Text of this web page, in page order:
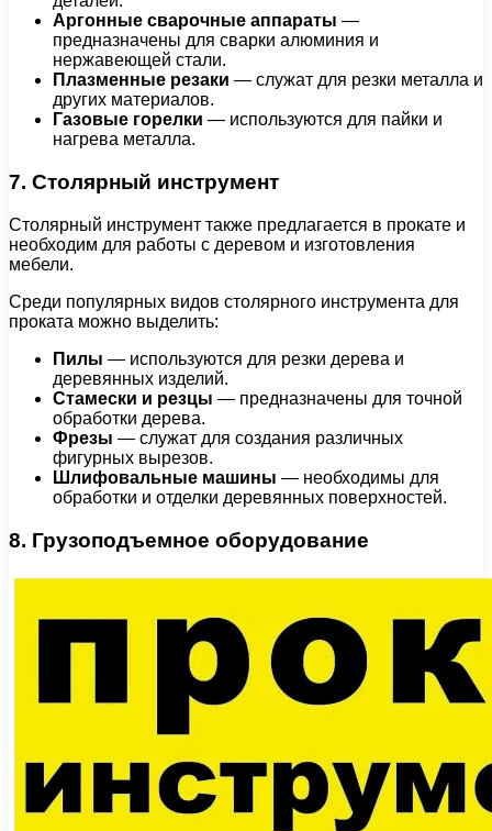
Аргонные сварочные аппараты —
предназначены для сварки алюминия и
нержавеющей стали.
Плазменные резаки — служат для резки металла и
других материалов.
Газовые горелки — используются для пайки и
нагрева металла.
7. Столярный инструмент
Столярный инструмент также предлагается в прокате и
необходим для работы с деревом и изготовления
мебели.
Среди популярных видов столярного инструмента для
проката можно выделить:
Пилы — используются для резки дерева и
деревянных изделий.
Стамески и резцы — предназначены для точной
обработки дерева.
Фрезы — служат для создания различных
фигурных вырезов.
Шлифовальные машины — необходимы для
обработки и отделки деревянных поверхностей.
8. Грузоподъемное оборудование